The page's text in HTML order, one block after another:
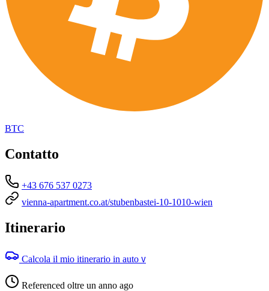
BTC
Contatto
+43 676 537 0273
vienna-apartment.co.at/stubenbastei-10-1010-wien
Itinerario
Calcola il mio itinerario in auto V
Referenced oltre un anno ago